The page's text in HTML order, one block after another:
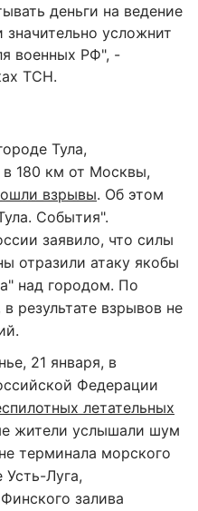
деньги на ведение
усложнит
военных РФ", -
ТСН.
Тула,
180 км от Москвы,
взрывы. Об этом
События".
заявило, что силы
отразили атаку якобы
над городом. По
результате взрывов не
21 января, в
Федерации
летательных
жители услышали шум
терминала морского
Усть-Луга,
залива